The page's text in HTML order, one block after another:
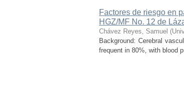
Factores de riesgo en
HGZ/MF No. 12 de
Chávez Reyes, Samuel (
Background: Cerebral
frequent in 80%, with blood